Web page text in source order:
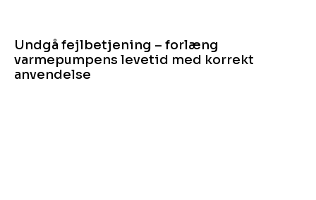
Undgå fejlbetjening – forlæng
varmepumpens levetid med korrekt
anvendelse